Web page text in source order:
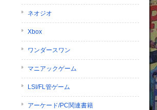
ネオジオ
Xbox
ワンダースワン
マニアックゲーム
LSI/FL管ゲーム
アーケード/PC関連書籍